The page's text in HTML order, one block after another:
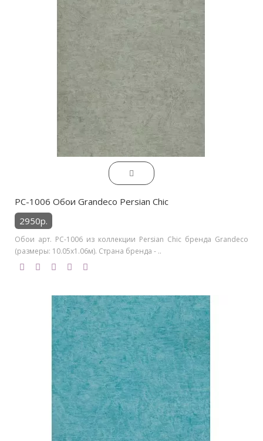
PC-1006 Обои Grandeco Persian Chic
2950р.
Обои арт. PC-1006 из коллекции Persian Chic бренда Grandeco
(размеры: 10.05х1.06м). Страна бренда - ..